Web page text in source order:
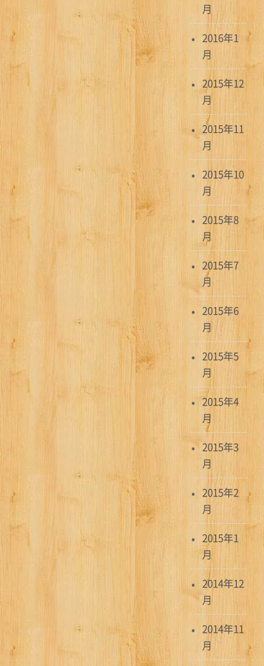
月
2016年1
月
2015年12
月
2015年11
月
2015年10
月
2015年8
月
2015年7
月
2015年6
月
2015年5
月
2015年4
月
2015年3
月
2015年2
月
2015年1
月
2014年12
月
2014年11
月